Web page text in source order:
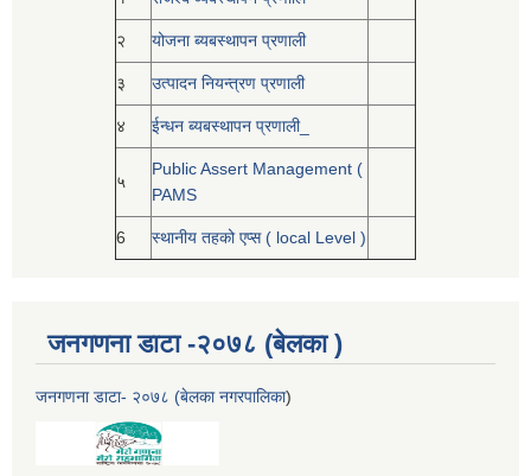
२ योजना ब्यबस्थापन प्रणाली
३ उत्पादन नियन्त्रण प्रणाली
४ ईन्धन ब्यबस्थापन प्रणाली_
५
Public Assert Management (
PAMS
6 स्थानीय तहको एप्स ( local Level )
जनगणना डाटा -२०७८ (बेलका )
जनगणना डाटा- २०७८ (बेलका नगरपालिका)